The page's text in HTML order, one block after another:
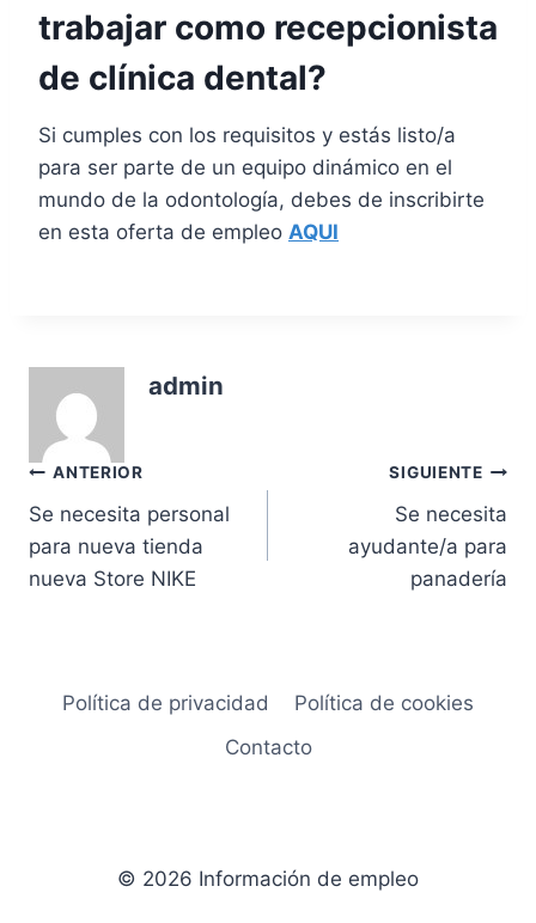
trabajar como recepcionista
de clínica dental?
Si cumples con los requisitos y estás listo/a
para ser parte de un equipo dinámico en el
mundo de la odontología, debes de inscribirte
en esta oferta de empleo AQUI
admin
Navegación
de
entradas
ANTERIOR
Se necesita personal
para nueva tienda
nueva Store NIKE
SIGUIENTE
Se necesita
ayudante/a para
panadería
Política de privacidad
Política de cookies
Contacto
© 2026 Información de empleo